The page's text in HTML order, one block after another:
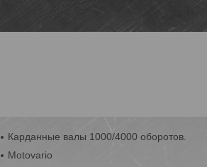
Карданные валы 1000/4000 оборотов.
Motovario